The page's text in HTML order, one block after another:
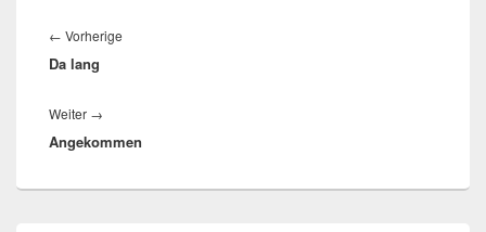
← Vorherige
Da lang
Weiter →
Beitrag:
Angekommen